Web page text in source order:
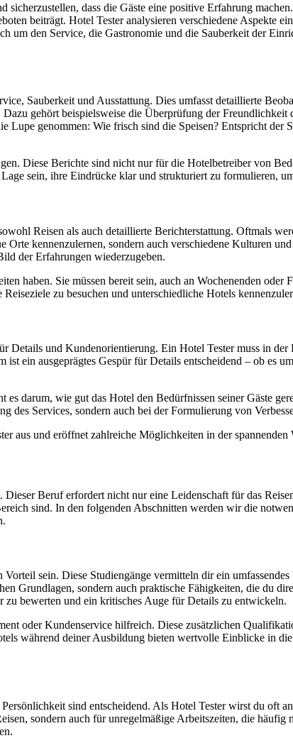
dass die Gäste eine positive Erfahrung
beiträgt. Hotel Tester analysieren verschiedene Aspekte
um den Service, die Gastronomie und die Sauberkeit der
Sauberkeit und Ausstattung. Dies umfasst detaillierte
gehört beispielsweise die Überprüfung der
genommen: Wie frisch sind die Speisen? Entspricht der
Diese Berichte sind nicht nur für die Hotelbetreiber von
sein, ihre Eindrücke klar und strukturiert zu formulieren,
Reisen als auch detaillierte Berichterstattung. Oftmals
kennenzulernen, sondern auch verschiedene Kulturen
der Erfahrungen wiederzugeben.
haben. Sie müssen bereit sein, auch an Wochenenden
zu besuchen und unterschiedliche Hotels
Details und Kundenorientierung. Ein Hotel Tester muss in
ein ausgeprägtes Gespür für Details entscheidend – ob es
darum, wie gut das Hotel den Bedürfnissen seiner Gäste
Services, sondern auch bei der Formulierung von
aus und eröffnet zahlreiche Möglichkeiten in der spannenden
Beruf erfordert nicht nur eine Leidenschaft für das
sind. In den folgenden Abschnitten werden wir die
sein. Diese Studiengänge vermitteln dir ein
Grundlagen, sondern auch praktische Fähigkeiten, die du
zu bewerten und ein kritisches Auge für Details zu entwickeln.
oder Kundenservice hilfreich. Diese zusätzlichen
während deiner Ausbildung bieten wertvolle Einblicke in
sind entscheidend. Als Hotel Tester wirst du oft
sondern auch für unregelmäßige Arbeitszeiten, die